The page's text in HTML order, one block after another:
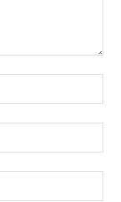
:*
:*
: